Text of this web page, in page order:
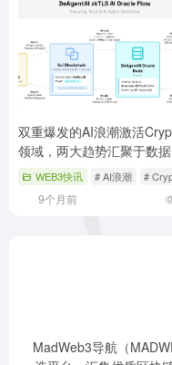
双重爆发的AI浪潮激活
领域，两大趋势汇聚于数据
WEB3快讯 # AI浪潮 #
9个月前
MadWeb3导航（